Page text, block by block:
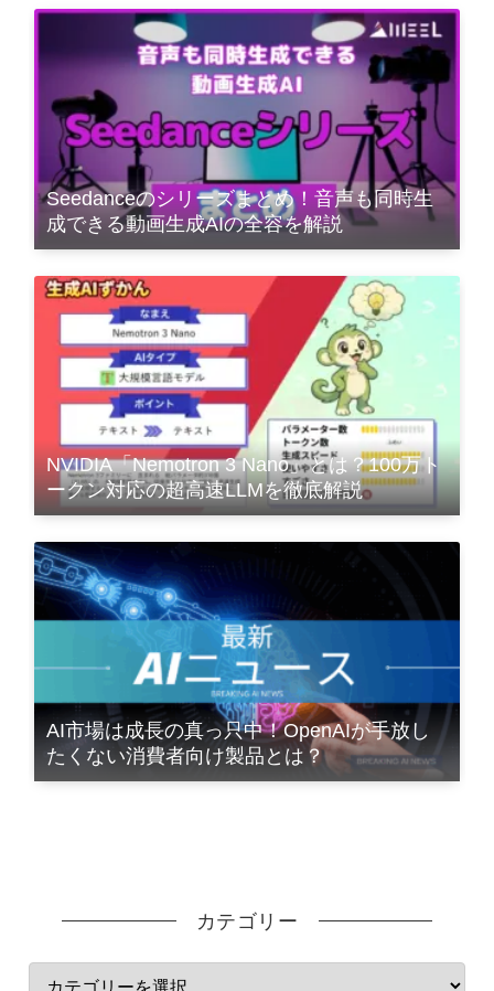
Seedanceのシリーズまとめ！音声も同時生
成できる動画生成AIの全容を解説
NVIDIA「Nemotron 3 Nano」とは？100万ト
ークン対応の超高速LLMを徹底解説
AI市場は成長の真っ只中！OpenAIが手放し
たくない消費者向け製品とは？
カテゴリー